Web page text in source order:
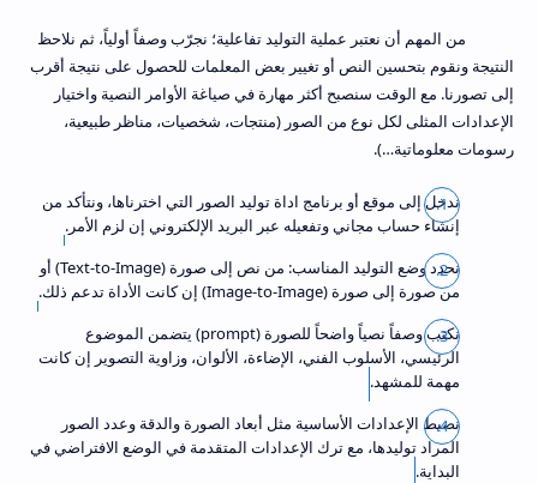
من المهم أن نعتبر عملية التوليد تفاعلية؛ نجرّب وصفاً أولياً، ثم نلاحظ
النتيجة ونقوم بتحسين النص أو تغيير بعض المعلمات للحصول على نتيجة أقرب
إلى تصورنا. مع الوقت سنصبح أكثر مهارة في صياغة الأوامر النصية واختيار
الإعدادات المثلى لكل نوع من الصور (منتجات، شخصيات، مناظر طبيعية،
رسومات معلوماتية…).
ندخل إلى موقع أو برنامج اداة توليد الصور التي اخترناها، ونتأكد من
إنشاء حساب مجاني وتفعيله عبر البريد الإلكتروني إن لزم الأمر.
نحدد وضع التوليد المناسب: من نص إلى صورة (Text-to-Image) أو
من صورة إلى صورة (Image-to-Image) إن كانت الأداة تدعم ذلك.
نكتب وصفاً نصياً واضحاً للصورة (prompt) يتضمن الموضوع
الرئيسي، الأسلوب الفني، الإضاءة، الألوان، وزاوية التصوير إن كانت
مهمة للمشهد.
نضبط الإعدادات الأساسية مثل أبعاد الصورة والدقة وعدد الصور
المراد توليدها، مع ترك الإعدادات المتقدمة في الوضع الافتراضي في
البداية.